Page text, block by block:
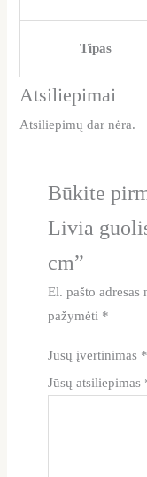
Tipas
Atsiliepimai
Atsiliepimų dar nėra.
Būkite
Livia
cm”
El. pašto adresas
pažymėti *
Jūsų įvertinimas *
Jūsų atsiliepimas